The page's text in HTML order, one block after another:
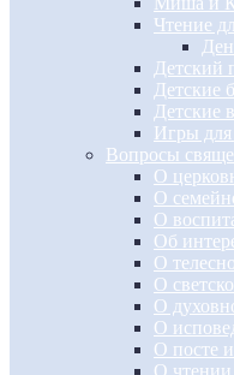
Чтение
Детский
Детские
Детские
Игры для
Вопросы
О
О
О
Об
О
О
О
О
О посте